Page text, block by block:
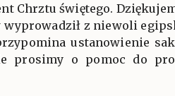
Chrztu świętego.
z niewoli
ustanowienie
prosimy o pomoc do